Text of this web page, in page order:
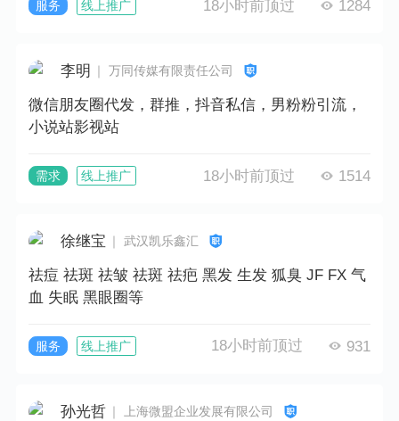
服务 线上推广 18小时前顶过 1284
李明 ｜ 万同传媒有限责任公司
微信朋友圈代发，群推，抖音私信，男粉粉引流，
小说站影视站
需求 线上推广 18小时前顶过 1514
徐继宝 ｜ 武汉凯乐鑫汇
祛痘 祛斑 祛皱 祛斑 祛疤 黑发 生发 狐臭 JF FX 气
血 失眠 黑眼圈等
服务 线上推广 18小时前顶过 931
孙光哲 ｜ 上海微盟企业发展有限公司